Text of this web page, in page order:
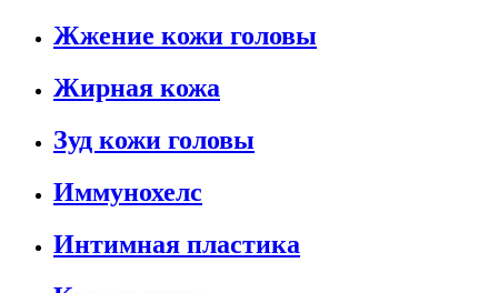
Жжение кожи головы
Жирная кожа
Зуд кожи головы
Иммунохелс
Интимная пластика